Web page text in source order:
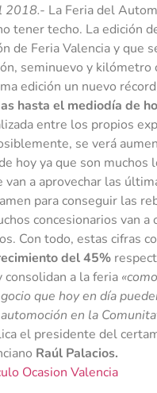
2018.- La Feria del
tener techo. La edición
de Feria Valencia y que
seminuevo y kilómetro
edición un nuevo
hasta el mediodía de
entre los propios
se verá
hoy ya que son muchos
van a aprovechar las
para conseguir las
concesionarios van a
Con todo, estas cifras
del 45%
a la feria
que hoy en día
en la
el presidente del
Raúl Palacios.